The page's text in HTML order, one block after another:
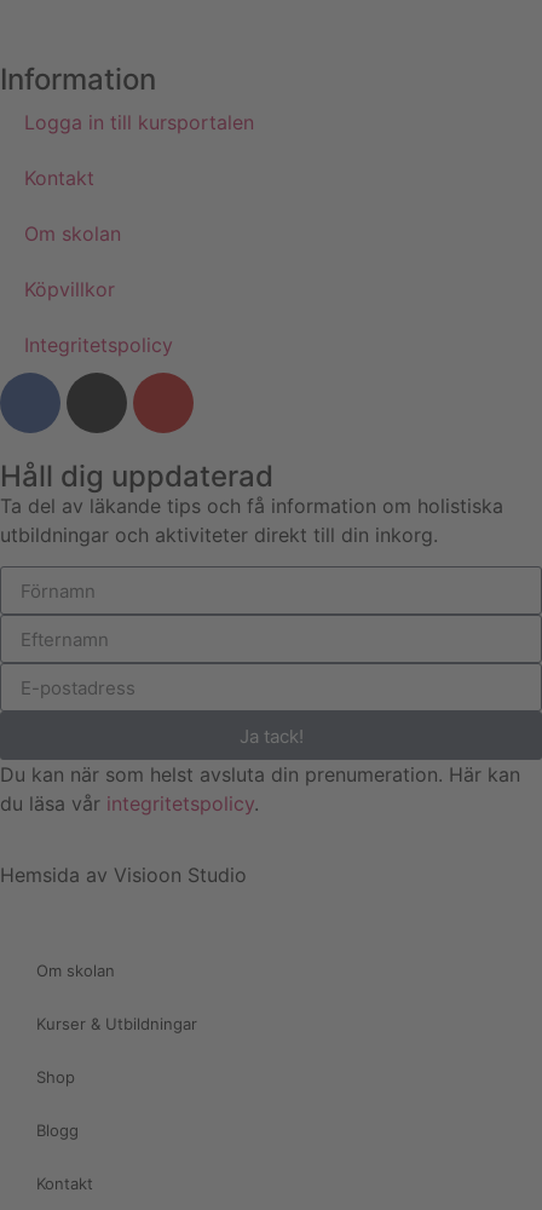
Information
Logga in till kursportalen
Kontakt
Om skolan
Köpvillkor
Integritetspolicy
Håll dig uppdaterad
Ta del av läkande tips och få information om holistiska
utbildningar och aktiviteter direkt till din inkorg.
Ja tack!
Du kan när som helst avsluta din prenumeration. Här kan
du läsa vår integritetspolicy.
Hemsida av Visioon Studio
Om skolan
Kurser & Utbildningar
Shop
Blogg
Kontakt